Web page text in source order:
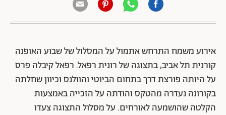
אירוע משמח התרחש אתמול על המסלול של שבוע האופנה
קורנית תל אביב, בתצוגה של רונית רפאל. רפאל קיבלה פרס
על היותה פורצת דרך בתחום הביוטי והוולנס וכיוון שחלתה
בקורונה נעדרה מהטקס והודתה על הזכייה באמצעות
הקלטה שהושמעה לאורחים. על מסלול התצוגה צעדו